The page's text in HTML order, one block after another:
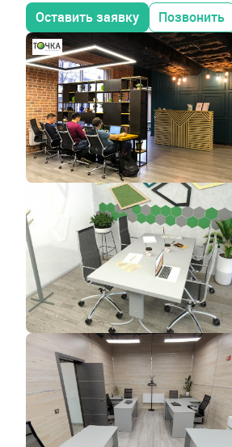
Оставить заявку Позвонить